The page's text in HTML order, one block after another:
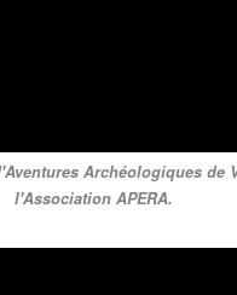
Archéologiques de
l'Association APERA.